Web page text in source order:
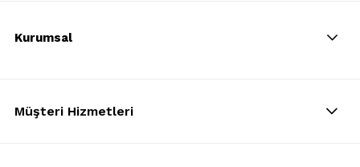
Kurumsal
Müşteri Hizmetleri